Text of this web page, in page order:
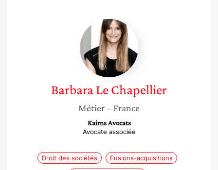
Barbara
Le
Chapellier
BarbaraLe Chapellier
Métier– France
Kairns Avocats
Avocate associée
Droit des sociétés Fusions-acquisitions